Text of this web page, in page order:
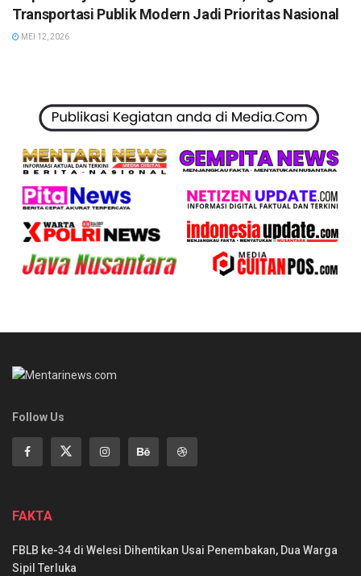
Transportasi Publik Modern Jadi Prioritas Nasional
MEI 12, 2026
Follow Us
FAKTA
FBLB ke-34 di Welesi Dihentikan Usai Penembakan, Dua Warga
Sipil Terluka